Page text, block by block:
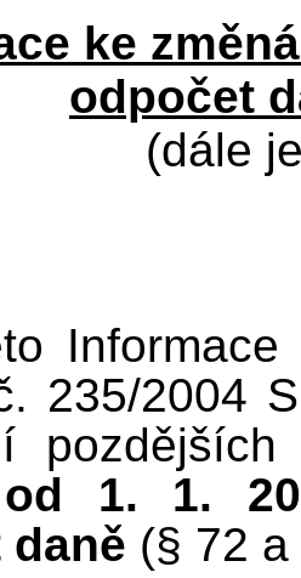
ke
odpočet
(dále
235/2004
pozdějších
1. 1.
(§ 72